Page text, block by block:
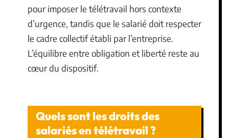
pour imposer le télétravail hors contexte
d’urgence, tandis que le salarié doit respecter
le cadre collectif établi par l’entreprise.
L’équilibre entre obligation et liberté reste au
cœur du dispositif.
Quels sont les droits des
salariés en télétravail ?